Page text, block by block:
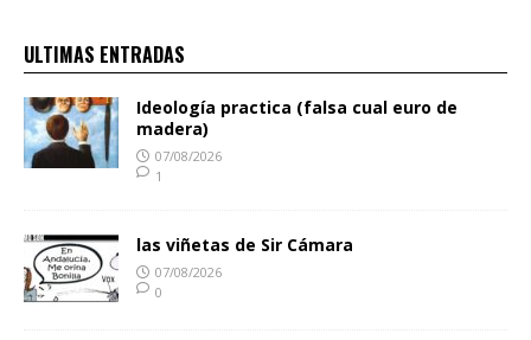
ULTIMAS ENTRADAS
Ideología practica (falsa cual euro de
madera)
07/08/2026
1
las viñetas de Sir Cámara
07/08/2026
0